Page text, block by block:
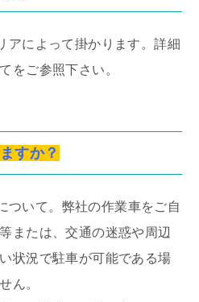
アによって掛かります。詳細
をご参照下さい。
すか？
いて。弊社の作業車をご自
または、交通の迷惑や周辺
状況で駐車が可能である場
ん。